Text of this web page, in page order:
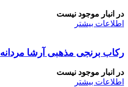
در انبار موجود نیست
اطلاعات بیشتر
رکاب برنجی مذهبی آرشا مردانه
در انبار موجود نیست
اطلاعات بیشتر